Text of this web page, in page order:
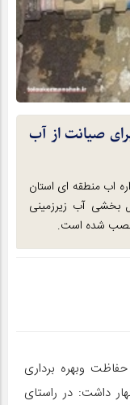
برای صیانت از آب
اب منطقه ای استان
بخشی آب زیرزمینی
وبهره برداری
داشت: در راستای